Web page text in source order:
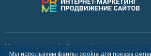
Мы используем файлы cookies
Мы используем файлы cookie для показа